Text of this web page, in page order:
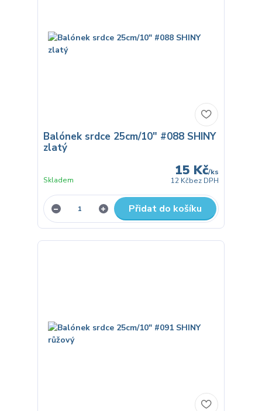
Balónek srdce 25cm/10" #088 SHINY
zlatý
15 Kč/ks
12 Kčbez DPH
Skladem
Přidat do košíku